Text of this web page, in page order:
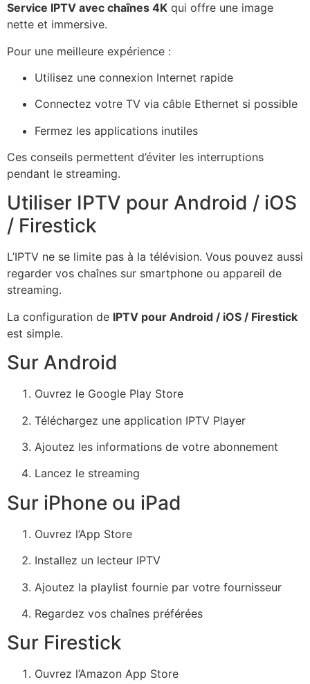
Service IPTV avec chaînes 4K qui offre une image
nette et immersive.
Pour une meilleure expérience :
Utilisez une connexion Internet rapide
Connectez votre TV via câble Ethernet si possible
Fermez les applications inutiles
Ces conseils permettent d’éviter les interruptions
pendant le streaming.
Utiliser IPTV pour Android / iOS
/ Firestick
L’IPTV ne se limite pas à la télévision. Vous pouvez aussi
regarder vos chaînes sur smartphone ou appareil de
streaming.
La configuration de IPTV pour Android / iOS / Firestick
est simple.
Sur Android
Ouvrez le Google Play Store
Téléchargez une application IPTV Player
Ajoutez les informations de votre abonnement
Lancez le streaming
Sur iPhone ou iPad
Ouvrez l’App Store
Installez un lecteur IPTV
Ajoutez la playlist fournie par votre fournisseur
Regardez vos chaînes préférées
Sur Firestick
Ouvrez l’Amazon App Store